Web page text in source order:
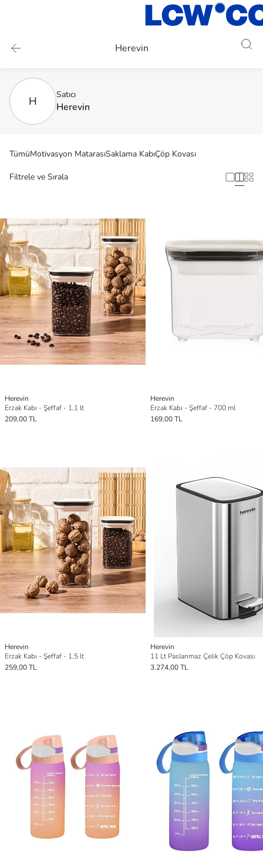
Herevin
H Satıcı
Herevin
TümüMotivasyon MatarasıSaklama KabıÇöp Kovası
Filtrele ve Sırala
Herevin
Erzak Kabı - Şeffaf - 1,1 lt
209,00 TL
Herevin
Erzak Kabı - Şeffaf - 700 ml
169,00 TL
Herevin
Erzak Kabı - Şeffaf - 1,5 lt
259,00 TL
Herevin
11 Lt Paslanmaz Çelik Çöp Kovası
3.274,00 TL